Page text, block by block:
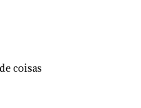
coisas